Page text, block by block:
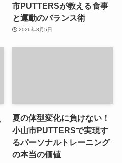
市PUTTERSが教える食事
と運動のバランス術
2026年8月5日
夏の体型変化に負けない！
小山市PUTTERSで実現す
るパーソナルトレーニング
の本当の価値